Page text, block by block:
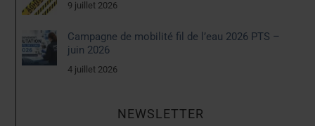
9 juillet 2026
Campagne de mobilité fil de l’eau 2026 PTS –
juin 2026
4 juillet 2026
NEWSLETTER